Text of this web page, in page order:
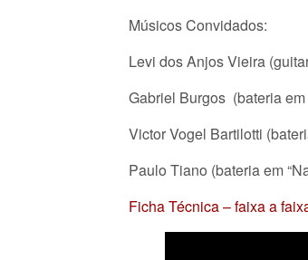
Músicos Convidados:
Levi dos Anjos Vieira
Gabriel Burgos (bateria em
Victor Vogel Bartilotti
Paulo Tiano (bateria em
Ficha Técnica – faixa a